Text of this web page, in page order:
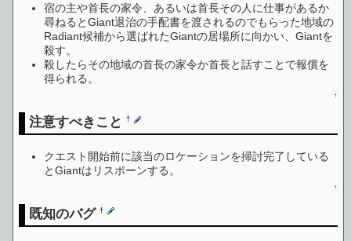
宿の主や首長の家令、あるいは首長その人に仕事があるか
尋ねるとGiant退治の手配書を渡されるのでもらった地域の
Radiant候補から選ばれたGiantの居場所に向かい、Giantを
殺す。
殺したらその地域の首長の家令か首長と話すことで報償を
得られる。
↑
注意すべきこと†
クエスト開始前に該当のロケーションを掃討完了している
とGiantはリスポーンする。
↑
既知のバグ†